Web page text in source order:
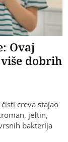
Ovaj
dobrih
creva stajao
jeftin,
bakterija